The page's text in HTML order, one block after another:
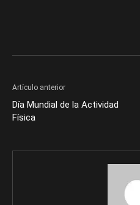
Artículo anterior
Día Mundial de la Actividad
Física